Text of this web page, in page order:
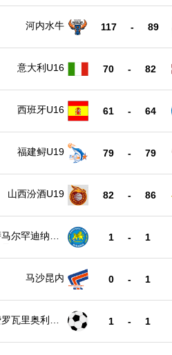
河内水牛 117 - 89
意大利U16 70 - 82
西班牙U16 61 - 64
福建鲟U19 79 - 79
山西汾酒U19 82 - 86
尔罕迪纳摩
1 - 1
马沙昆内 0 - 1
瓦里奥利欣
1 - 1